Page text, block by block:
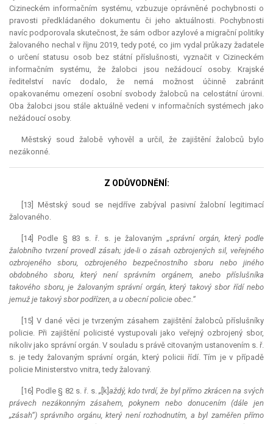
Cizineckém informačním systému, vzbuzuje oprávněné pochybnosti o
pravosti předkládaného dokumentu či jeho aktuálnosti. Pochybnosti
navíc podporovala skutečnost, že sám odbor azylové a migrační politiky
žalovaného nechal v říjnu 2019, tedy poté, co jim vydal průkazy žadatele
o určení statusu osob bez státní příslušnosti, vyznačit v Cizineckém
informačním systému, že žalobci jsou nežádoucí osoby. Krajské
ředitelství navíc dodalo, že nemá možnost účinně zabránit
opakovanému omezení osobní svobody žalobců na celostátní úrovni.
Oba žalobci jsou stále aktuálně vedeni v informačních systémech jako
nežádoucí osoby.
Městský soud žalobě vyhověl a určil, že zajištění žalobců bylo
nezákonné.
Z ODŮVODNĚNÍ:
[13] Městský soud se nejdříve zabýval pasivní žalobní legitimací
žalovaného.
[14] Podle § 83 s. ř. s. je žalovaným „správní orgán, který podle
žalobního tvrzení provedl zásah; jde-li o zásah ozbrojených sil, veřejného
ozbrojeného sboru, ozbrojeného bezpečnostního sboru nebo jiného
obdobného sboru, který není správním orgánem, anebo příslušníka
takového sboru, je žalovaným správní orgán, který takový sbor řídí nebo
jemuž je takový sbor podřízen, a u obecní policie obec.“
[15] V dané věci je tvrzeným zásahem zajištění žalobců příslušníky
policie. Při zajištění policisté vystupovali jako veřejný ozbrojený sbor,
nikoliv jako správní orgán. V souladu s právě citovaným ustanovením s. ř.
s. je tedy žalovaným správní orgán, který policii řídí. Tím je v případě
policie Ministerstvo vnitra, tedy žalovaný.
[16] Podle § 82 s. ř. s.„ [k]aždý, kdo tvrdí, že byl přímo zkrácen na svých
právech nezákonným zásahem, pokynem nebo donucením (dále jen
„zásah“) správního orgánu, který není rozhodnutím, a byl zaměřen přímo